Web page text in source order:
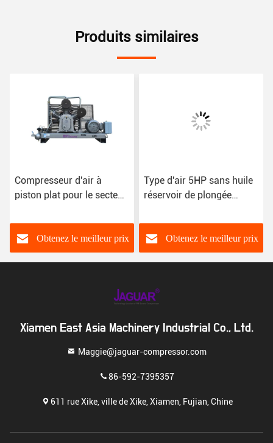
Produits similaires
Compresseur d'air à
piston plat pour le secteur
Obtenez le meilleur prix
Type d'air 5HP sans huile
réservoir de plongée
peinture compresseur
d'air avec 7 bar
Obtenez le meilleur prix
Xiamen East Asia Machinery Industrial Co., Ltd.
Maggie@jaguar-compressor.com
86-592-7395357
611 rue Xike, ville de Xike, Xiamen, Fujian, Chine